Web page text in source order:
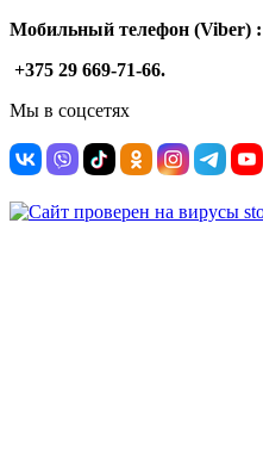
Мобильный телефон (Viber) :
+375 29 669-71-66.
Мы в соцсетях